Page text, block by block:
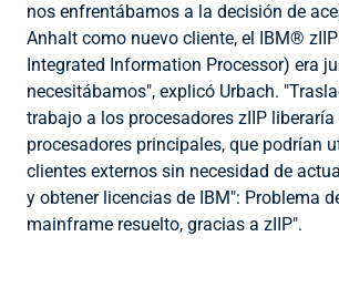
nos enfrentábamos a la decisión de
Anhalt como nuevo cliente, el IBM®
Integrated Information Processor) era
necesitábamos", explicó Urbach.
trabajo a los procesadores zIIP liberaría
procesadores principales, que podrían
clientes externos sin necesidad de
y obtener licencias de IBM": Problema
mainframe resuelto, gracias a zIIP".